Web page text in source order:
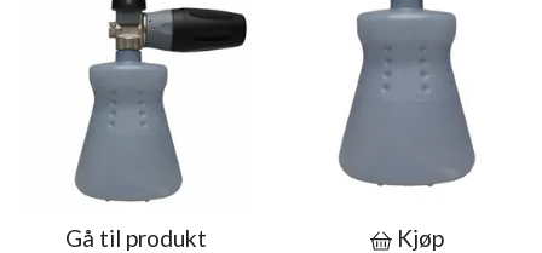
Gå til produkt Kjøp